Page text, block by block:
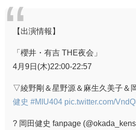
【出演情報】
「櫻井・有吉 THE夜会」
4月9日(木)22:00-22:57
▽綾野剛＆星野源＆麻生久美子＆
健史 #MIU404 pic.twitter.com/
? 岡田健史 fanpage